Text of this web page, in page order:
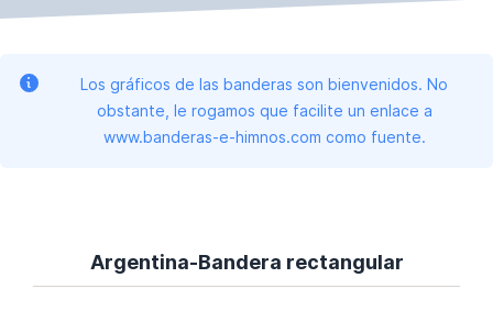
Los gráficos de las banderas son bienvenidos. No
obstante, le rogamos que facilite un enlace a
www.banderas-e-himnos.com como fuente.
Argentina-Bandera rectangular